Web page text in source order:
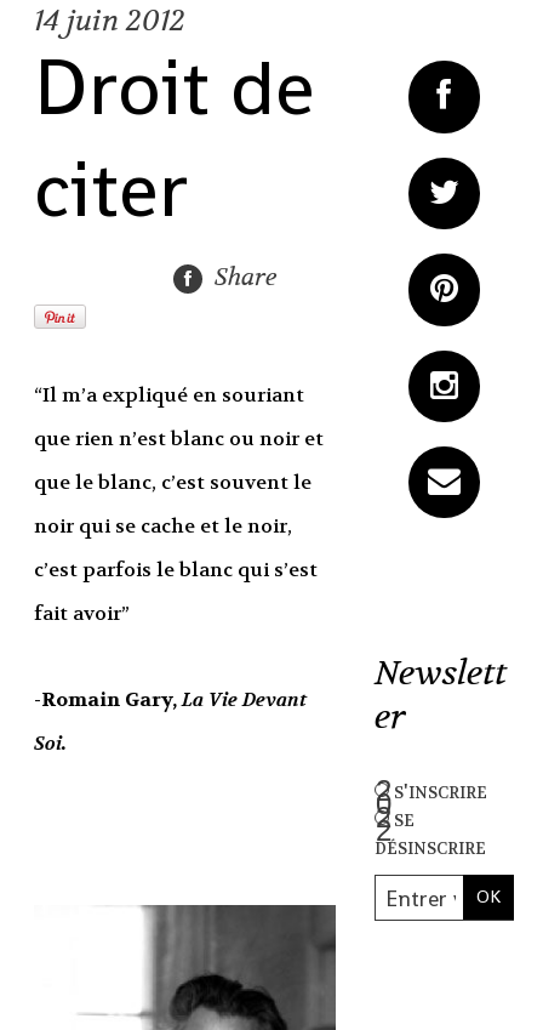
14 juin 2012
Droit de
citer
Share
“Il m’a expliqué en souriant
que rien n’est blanc ou noir et
que le blanc, c’est souvent le
noir qui se cache et le noir,
c’est parfois le blanc qui s’est
fait avoir”
-Romain Gary,La Vie Devant
Soi.
Newslett
er
s'inscrire
se
désinscrire